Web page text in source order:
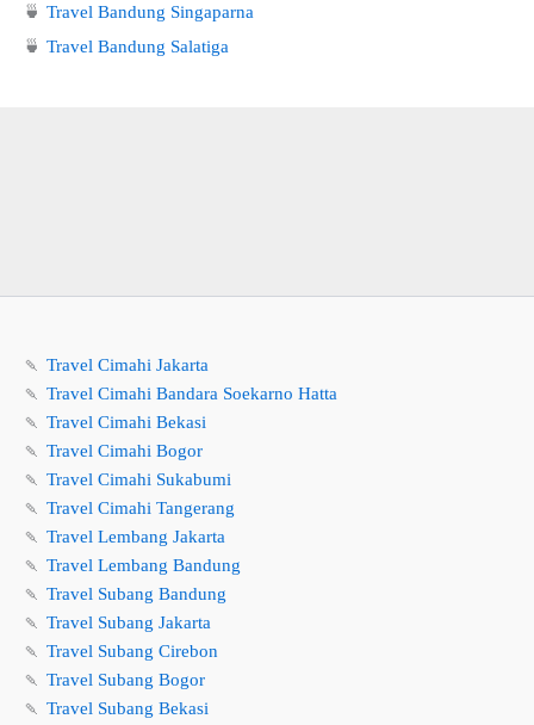
🍵 Travel Bandung Singaparna
🍵 Travel Bandung Salatiga
🍡 Travel Cimahi Jakarta
🍡 Travel Cimahi Bandara Soekarno Hatta
🍡 Travel Cimahi Bekasi
🍡 Travel Cimahi Bogor
🍡 Travel Cimahi Sukabumi
🍡 Travel Cimahi Tangerang
🍡 Travel Lembang Jakarta
🍡 Travel Lembang Bandung
🍡 Travel Subang Bandung
🍡 Travel Subang Jakarta
🍡 Travel Subang Cirebon
🍡 Travel Subang Bogor
🍡 Travel Subang Bekasi